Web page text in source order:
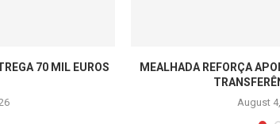
70 MIL EUROS
MEALHADA REFORÇA
August